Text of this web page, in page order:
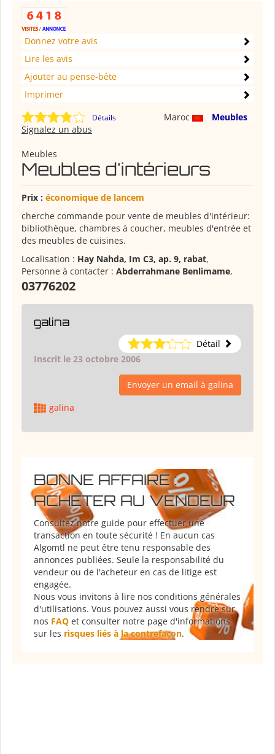
Donnez votre avis
Lire les avis
Ajouter au pense-bête
Imprimer
Détails Maroc
Meubles
Signalez un abus
Meubles
Meubles d'intérieurs
Prix : économique de lancem
cherche commande pour vente de meubles d'intérieur:
bibliothèque, chambres à coucher, meubles d'entrée et
des meubles de cuisines.
Localisation : Hay Nahda, Im C3, ap. 9, rabat,
Personne à contacter : Abderrahmane Benlimame,
03776202
galina
Détail
Inscrit le 23 octobre 2006
Envoyer un email à galina
galina
BONNE AFFAIRE :
ACHETER AU VENDEUR
Consultez notre guide pour effectuer une
transaction en toute sécurité ! En aucun cas
Algomtl ne peut être tenu responsable des
annonces publiées. Seule la responsabilité du
vendeur ou de l'acheteur en cas de litige est
engagée.
Nous vous invitons à lire nos conditions générales
d'utilisations. Vous pouvez aussi vous rendre sur
nos FAQ et consulter notre page d'informations
sur les risques liés à la contrefaçon.